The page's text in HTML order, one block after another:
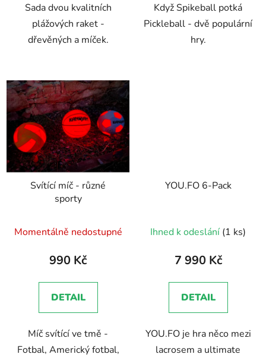
Sada dvou kvalitních
plážových raket -
dřevěných a míček.
Když Spikeball potká
Pickleball - dvě populární
hry.
Svítící míč - různé
sporty
hodnocení
produktu
5,0
z
hvězdiček.
Momentálně nedostupné
990 Kč
DETAIL
Míč svítící ve tmě -
Fotbal, Americký fotbal,
YOU.FO 6-Pack
Ihned k odeslání (1 ks)
7 990 Kč
DETAIL
YOU.FO je hra něco mezi
lacrosem a ultimate